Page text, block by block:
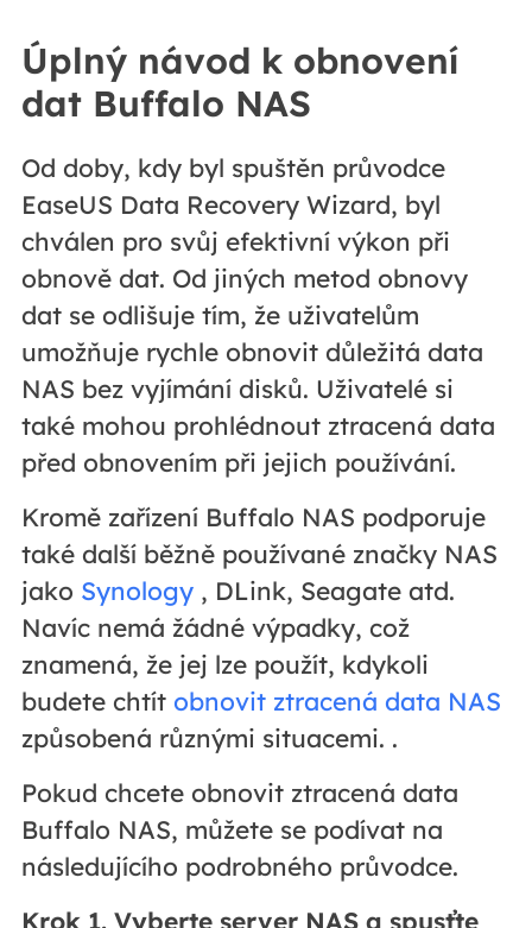
Úplný návod k obnovení
dat Buffalo NAS
Od doby, kdy byl spuštěn průvodce
EaseUS Data Recovery Wizard, byl
chválen pro svůj efektivní výkon při
obnově dat. Od jiných metod obnovy
dat se odlišuje tím, že uživatelům
umožňuje rychle obnovit důležitá data
NAS bez vyjímání disků. Uživatelé si
také mohou prohlédnout ztracená data
před obnovením při jejich používání.
Kromě zařízení Buffalo NAS podporuje
také další běžně používané značky NAS
jako Synology, DLink, Seagate atd.
Navíc nemá žádné výpadky, což
znamená, že jej lze použít, kdykoli
budete chtít obnovit ztracená data NAS
způsobená různými situacemi. .
Pokud chcete obnovit ztracená data
Buffalo NAS, můžete se podívat na
následujícího podrobného průvodce.
Krok 1. Vyberte server NAS a spusťte